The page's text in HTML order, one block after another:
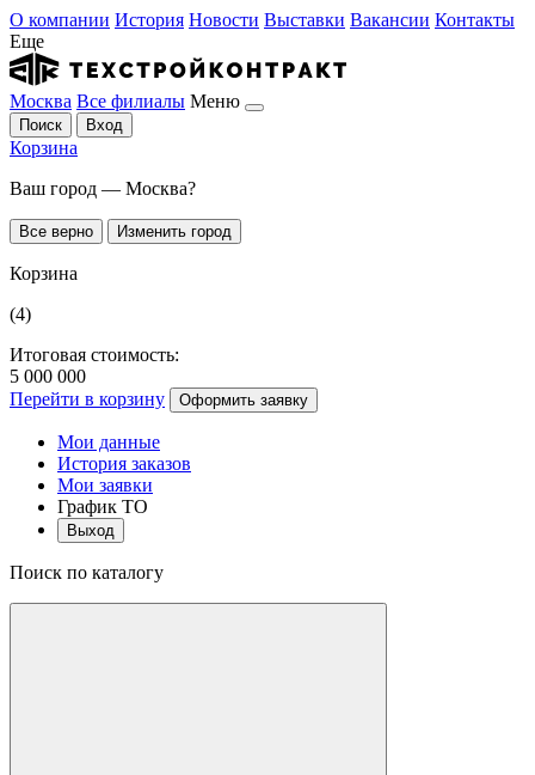
О компании История Новости Выставки Вакансии Контакты
Еще
Москва Все филиалы Меню
Поиск Вход
Корзина
Ваш город — Москва?
Все верно Изменить город
Корзина
(4)
Итоговая стоимость:
5 000 000
Перейти в корзину
Оформить заявку
Мои данные
История заказов
Мои заявки
График ТО
Выход
Поиск по каталогу